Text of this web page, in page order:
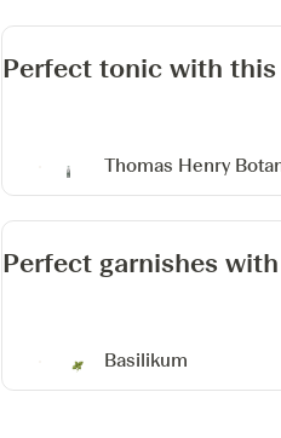
Perfect tonic with this
Thomas Henry
Perfect garnishes
Basilikum